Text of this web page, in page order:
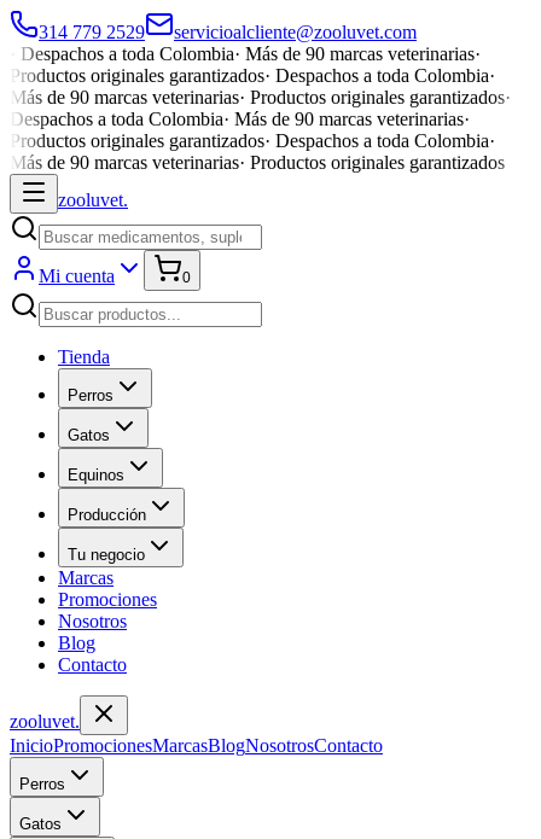
314 779 2529
servicioalcliente@zooluvet.com
Despachos a toda Colombia· Más de 90 marcas veterinarias·
Productos originales garantizados· Despachos a toda Colombia·
Más de 90 marcas veterinarias· Productos originales garantizados·
Despachos a toda Colombia· Más de 90 marcas veterinarias·
Productos originales garantizados· Despachos a toda Colombia·
Más de 90 marcas veterinarias· Productos originales garantizados
zooluvet.
Mi cuenta 0
Tienda
Perros
Gatos
Equinos
Producción
Tu negocio
Marcas
Promociones
Nosotros
Blog
Contacto
zooluvet.
InicioPromocionesMarcasBlogNosotrosContacto
Perros
Gatos